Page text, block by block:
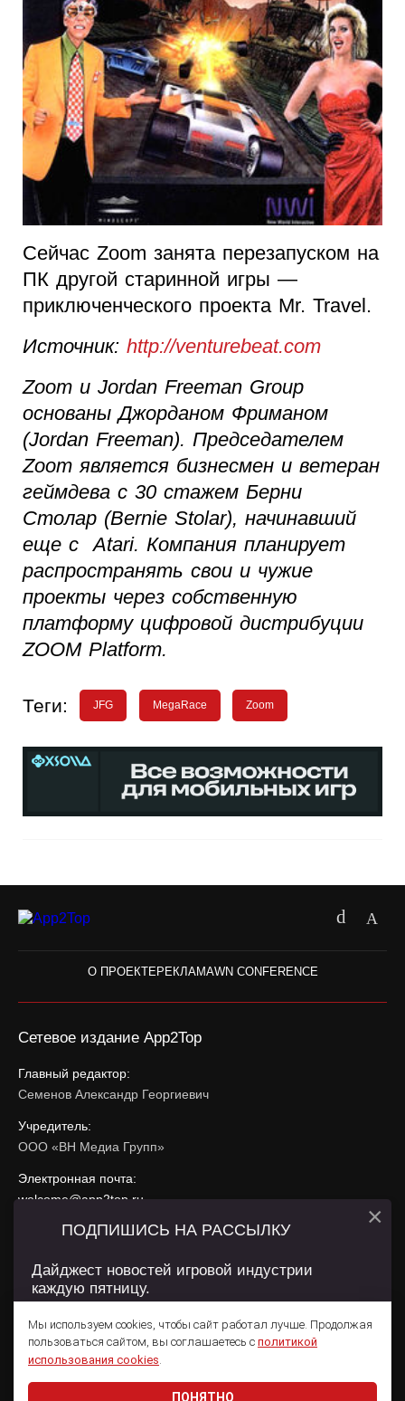
Сейчас Zoom занята перезапуском на
ПК другой старинной игры —
приключенческого проекта Mr. Travel.
Источник: http://venturebeat.com
Zoom и Jordan Freeman Group
основаны Джорданом Фриманом
(Jordan Freeman). Председателем
Zoom является бизнесмен и ветеран
геймдева с 30 стажем Берни
Столар (Bernie Stolar), начинавший
еще с Atari. Компания планирует
распространять свои и чужие
проекты через собственную
платформу цифровой дистрибуции
ZOOM Platform.
Теги: JFG MegaRace Zoom
О ПРОЕКТЕ РЕКЛАМАWN CONFERENCE
Сетевое издание App2Top
Главный редактор:
Семенов Александр Георгиевич
Учредитель:
ООО «ВН Медиа Групп»
Электронная почта:
welcome@app2top.ru
При использовании материалов активная ссылка на
Сайт использует IP адреса, cookie, данные геолокации
использования содержатся вПолитике конфиденциальностии
Пользовательском соглашении .
Мы используем cookies, чтобы сайт работал лучше. Продолжая
пользоваться сайтом, вы соглашаетесь с политикой
использования cookies.
ПОНЯТНО
ПОДПИШИСЬ НА РАССЫЛКУ
Дайджест новостей игровой индустрии
каждую пятницу.
×